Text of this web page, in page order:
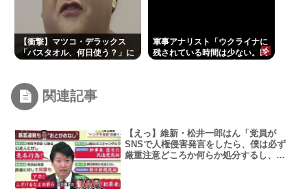
【衝撃】マツコ・デラックス
「バスタオル、何日使う？」に
軍事アナリスト「ウクライナに
残されている時間は少ない。民
関連記事
【えっ】維新・松井一郎はん「党員が
SNSで人権侵害発言をしたら、僕は必ず
厳重注意どころか何らか処分するし、僕